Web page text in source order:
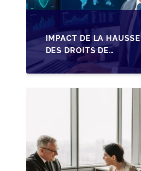
IMPACT DE LA HAUSSE
DES DROITS DE
SUCCESSION EN
WALLONIE SUR LA
TRANSMISSION